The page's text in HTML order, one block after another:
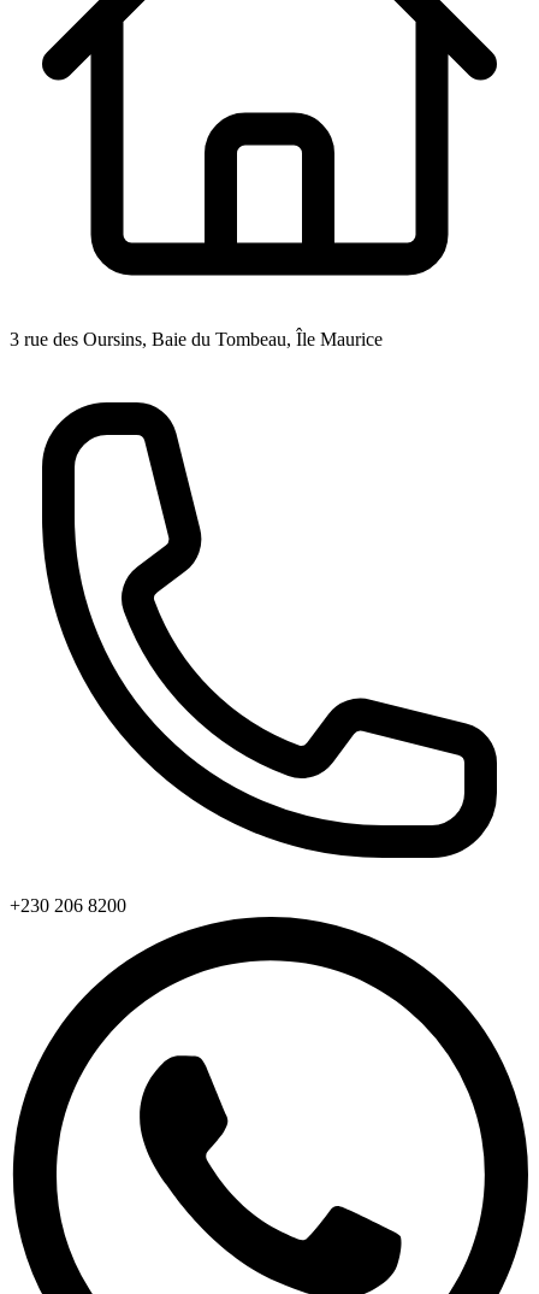
3 rue des Oursins, Baie du Tombeau, Île Maurice
+230 206 8200